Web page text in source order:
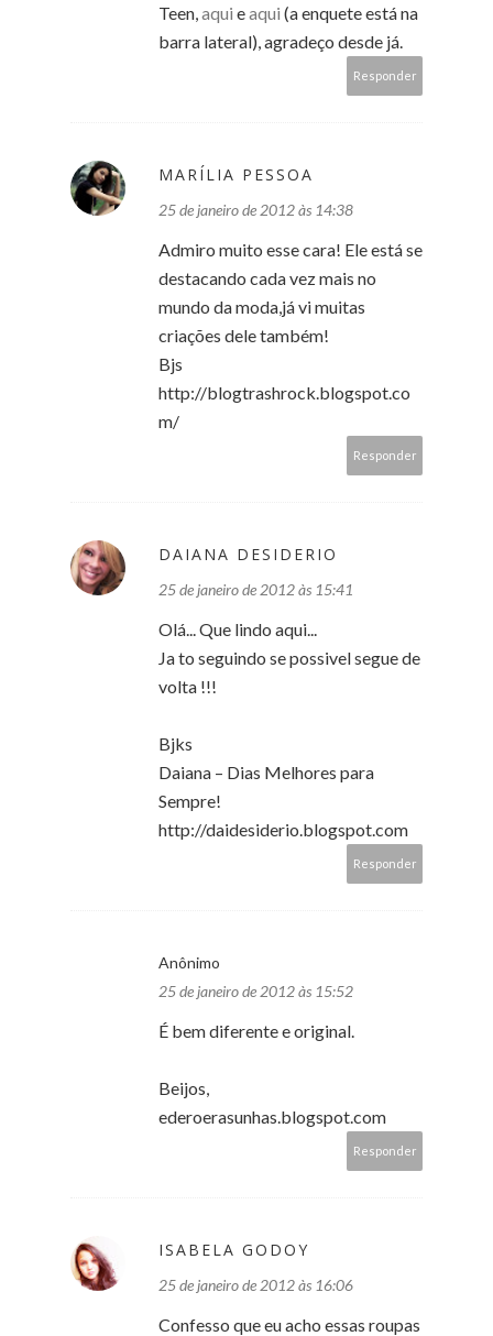
Teen,aqui eaqui (a enquete está na
barra lateral), agradeço desde já.
Responder
MARÍLIA PESSOA
25 de janeiro de 2012 às 14:38
Admiro muito esse cara! Ele está se
destacando cada vez mais no
mundo da moda,já vi muitas
criações dele também!
Bjs
http://blogtrashrock.blogspot.co
m/
Responder
DAIANA DESIDERIO
25 de janeiro de 2012 às 15:41
Olá... Que lindo aqui...
Ja to seguindo se possivel segue de
volta !!!
Bjks
Daiana – Dias Melhores para
Sempre!
http://daidesiderio.blogspot.com
Responder
Anônimo
25 de janeiro de 2012 às 15:52
É bem diferente e original.
Beijos,
ederoerasunhas.blogspot.com
Responder
ISABELA GODOY
25 de janeiro de 2012 às 16:06
Confesso que eu acho essas roupas